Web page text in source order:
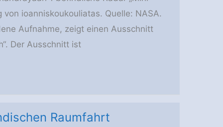
von ioanniskoukouliatas. Quelle: NASA.
Aufnahme, zeigt einen Ausschnitt
Der Ausschnitt ist
Raumfahrt